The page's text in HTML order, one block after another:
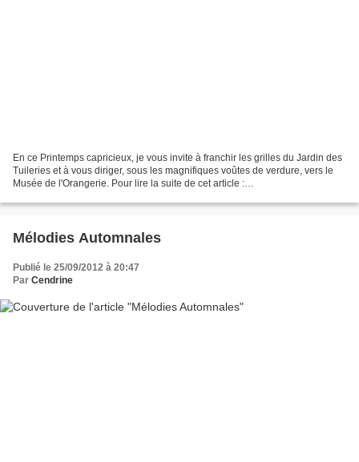
En ce Printemps capricieux, je vous invite à franchir les grilles du Jardin des
Tuileries et à vous diriger, sous les magnifiques voûtes de verdure, vers le
Musée de l'Orangerie. Pour lire la suite de cet article :
Mélodies Automnales
Publié le 25/09/2012 à 20:47
Par Cendrine